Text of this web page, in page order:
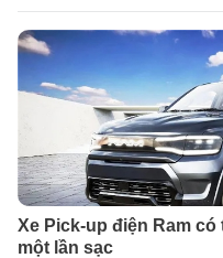
Xe Pick-up điện Ram
một lần sạc